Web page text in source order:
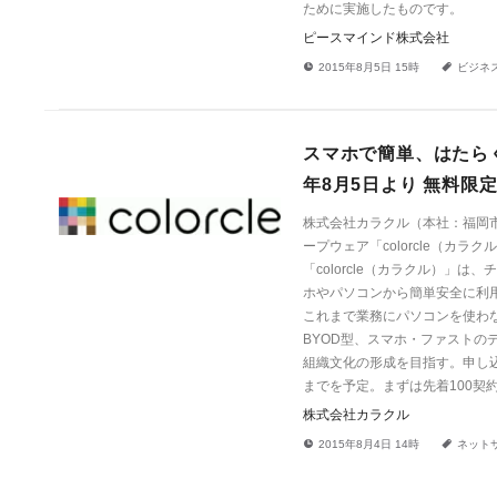
ために実施したものです。
ピースマインド株式会社
! 2015年8月5日 15時 a ビジネ
スマホで簡単、はた
年8月5日より 無料限
株式会社カラクル（本社：福岡
ープウェア「colorcle（カラク
「colorcle（カラクル）」は、
ホやパソコンから簡単安全に利
これまで業務にパソコンを使わ
BYOD型、スマホ・ファストの
組織文化の形成を目指す。申し
までを予定。まずは先着100契
株式会社カラクル
! 2015年8月4日 14時 a ネット